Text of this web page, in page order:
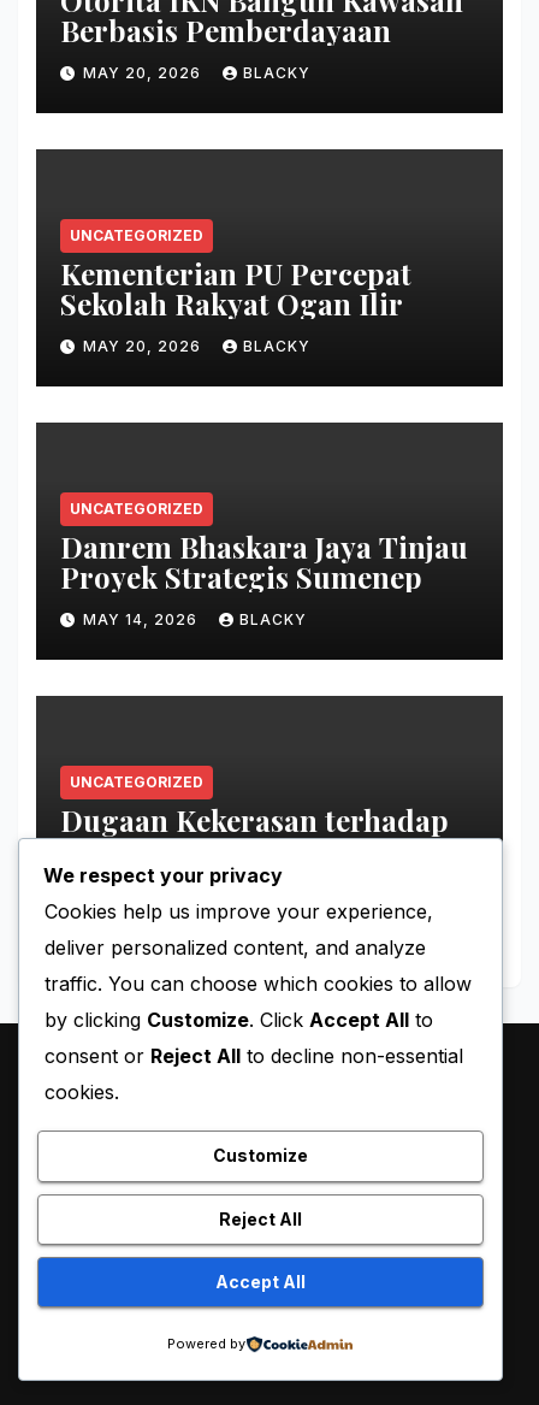
Berbasis Pemberdayaan
MAY 20, 2026 BLACKY
UNCATEGORIZED
Kementerian PU Percepat
Sekolah Rakyat Ogan Ilir
MAY 20, 2026 BLACKY
UNCATEGORIZED
Danrem Bhaskara Jaya Tinjau
Proyek Strategis Sumenep
MAY 14, 2026 BLACKY
UNCATEGORIZED
Dugaan Kekerasan terhadap
Tahanan Perempuan Palestina
Proudly powered by WordPress|Theme:Pulse Newsby
Themeansar
Sample Page
We respect your privacy
Cookies help us improve your experience,
deliver personalized content, and analyze
traffic. You can choose which cookies to allow
by clicking Customize. Click Accept All to
consent or Reject All to decline non-essential
cookies.
Customize
Reject All
Accept All
Powered by